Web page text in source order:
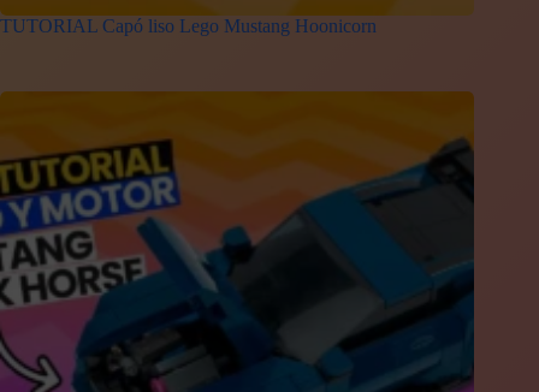
TUTORIAL Capó liso Lego Mustang Hoonicorn